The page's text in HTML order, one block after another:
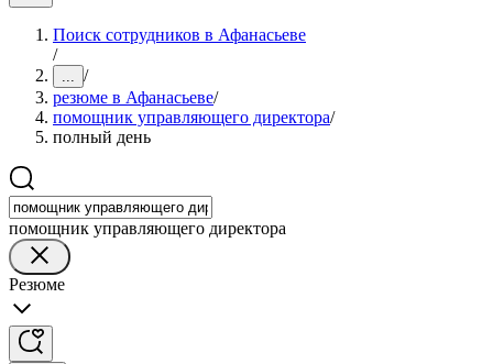
Поиск сотрудников в Афанасьеве
/
... /
резюме в Афанасьеве/
помощник управляющего директора/
полный день
помощник управляющего директора
Резюме